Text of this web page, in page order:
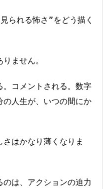
られる怖さ”をどう描く
ません。
コメントされる。数字
の人生が、いつの間にか
はかなり薄くなりま
は、アクションの迫力